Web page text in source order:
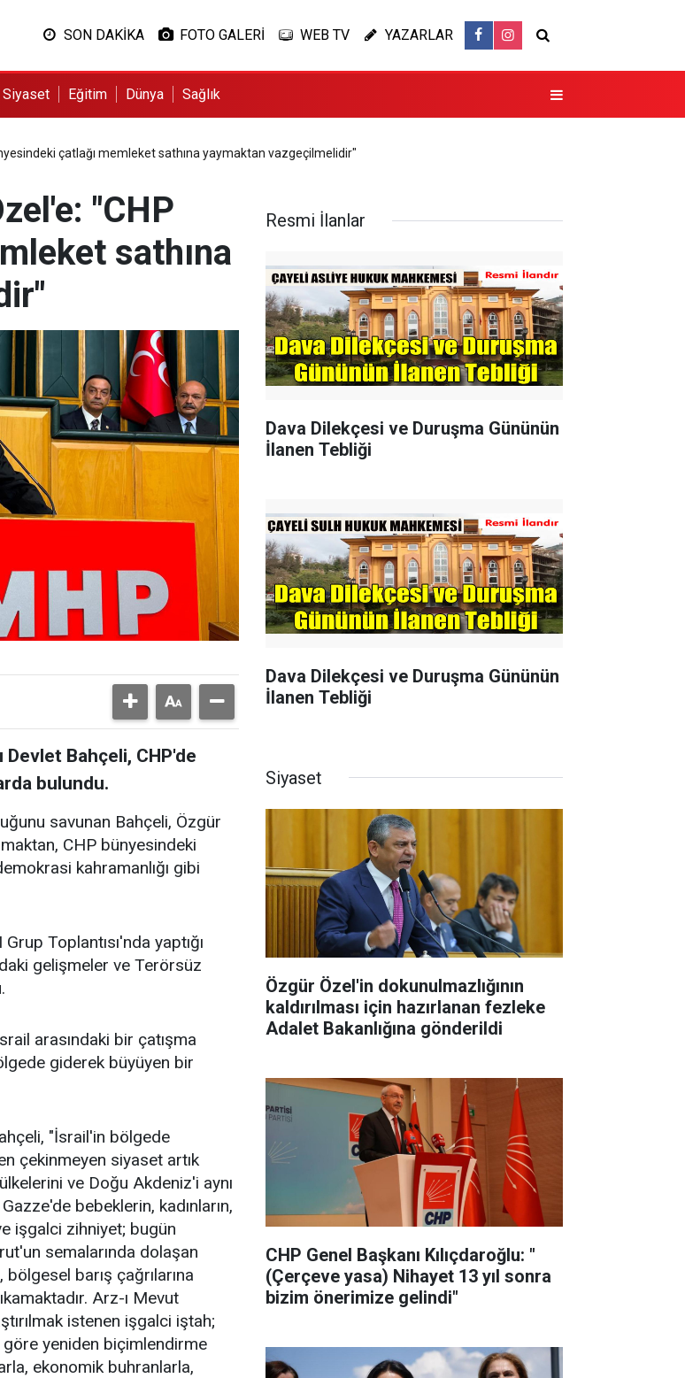
SON DAKİKA FOTO GALERİ WEB TV YAZARLAR
Siyaset Eğitim Dünya Sağlık
çatlağı memleket sathına yaymaktan vazgeçilmelidir"
"CHP
sathına
Bahçeli, CHP'de
bulundu.
savunan Bahçeli, Özgür
CHP bünyesindeki
kahramanlığı gibi
Toplantısı'nda yaptığı
gelişmeler ve Terörsüz
arasındaki bir çatışma
giderek büyüyen bir
"İsrail'in bölgede
çekinmeyen siyaset artık
ve Doğu Akdeniz'i aynı
bebeklerin, kadınların,
işgalci zihniyet; bugün
semalarında dolaşan
barış çağrılarına
Arz-ı Mevut
istenen işgalci iştah;
göre yeniden biçimlendirme
ekonomik buhranlarla,
Resmi İlanlar
Dava Dilekçesi ve Duruşma Gününün
İlanen Tebliği
Dava Dilekçesi ve Duruşma Gününün
İlanen Tebliği
Siyaset
Özgür Özel'in dokunulmazlığının
kaldırılması için hazırlanan fezleke
Adalet Bakanlığına gönderildi
CHP Genel Başkanı Kılıçdaroğlu: "
(Çerçeve yasa) Nihayet 13 yıl sonra
bizim önerimize gelindi"